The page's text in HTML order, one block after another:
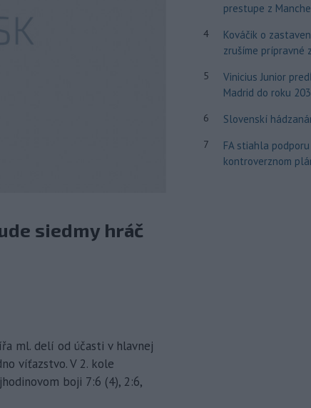
siedmy hráč
ml. delí od účasti v hlavnej
víťazstvo. V 2. kole
boji 7:6 (4), 2:6,
prestupe z
4
Kováčik o
zrušíme prípravné
5
Vinicius Junior
Madrid do roku
6 Slovenskí
7
FA stiahla
kontroverznom